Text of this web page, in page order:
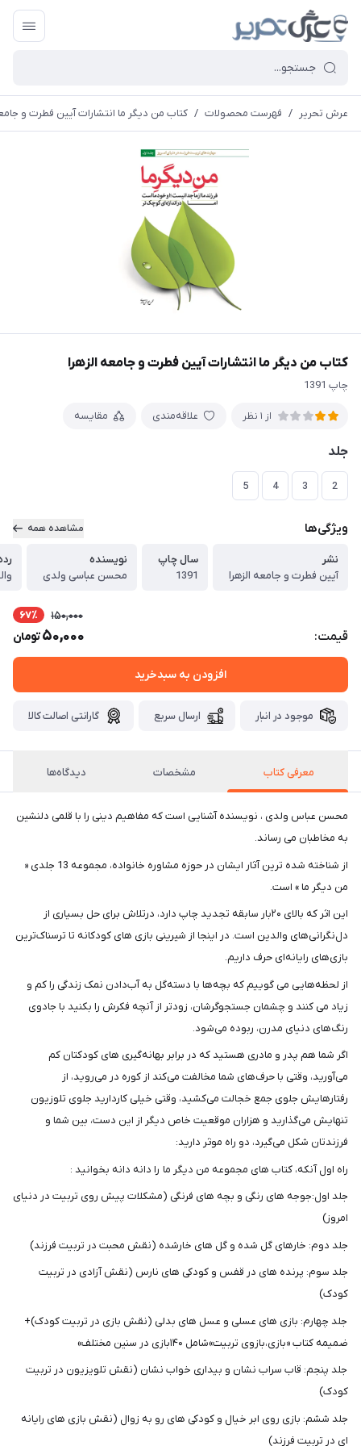
عرش تحریر / فهرست محصولات / کتاب من دیگر ما انتشارات آیین فطرت و
کتاب من دیگر ما انتشارات آیین فطرت و جامعه الزهرا
چاپ 1391
از 1 نظر علاقه‌مندی مقایسه
جلد
2
3
4
5
ویژگی‌ها مشاهده همه
نشر
آیین فطرت و جامعه الزهرا
سال چاپ
1391
نویسنده
محسن عباسی ولدی
قیمت:
150,000 67٪
50,000تومان
افزودن به سبدخرید
موجود در انبار ارسال سریع گارانتی اصالت کالا
معرفی کتاب مشخصات دیدگاه‌ها
محسن عباس ولدی ، نویسنده آشنایی است که مفاهیم دینی را با قلمی دلنشین
به مخاطبان می رساند.
از شناخته شده ترین آثار ایشان در حوزه مشاوره خانواده، مجموعه 13 جلدی «
من دیگر ما » است.
این اثر که بالای ۲۰بار سابقه تجدید چاپ دارد، درتلاش برای حل بسیاری از
دل‌نگرانی‌های والدین است. در اینجا از شیرینی بازی های کودکانه تا ترسناک‌ترین
بازی‌های رایانه‌ای حرف داریم.
از لحظه‌هایی می گوییم که بچه‌ها با دسته‌گل به آب‌دادن نمک زندگی را کم و
زیاد می کنند و چشمان جستجوگرشان، زودتر از آنچه فکرش را بکنید با جادوی
رنگ‌های دنیای مدرن، ربوده می‌شود.
اگر شما هم پدر و مادری هستید که در برابر بهانه‌گیری های کودکتان کم
می‌آورید، وقتی با حرف‌های شما مخالفت می‌کند از کوره در می‌روید، از
رفتارهایش جلوی جمع خجالت می‌کشید، وقتی خیلی کاردارید جلوی تلوزیون
تنهایش می‌گذارید و هزاران موقعیت خاص دیگر از این دست، بین شما و
فرزندتان شکل می‌گیرد، دو راه موثر دارید:
راه اول آنکه، کتاب های مجموعه من دیگر ما را دانه دانه بخوانید :
جلد اول:جوجه های رنگی و بچه های فرنگی (مشکلات پیش روی تربیت در دنیای
امروز)
جلد دوم: خارهای گل شده و گل های خارشده (نقش محبت در تربیت فرزند)
جلد سوم: پرنده های در قفس و کودکی های نارس (نقش آزادی در تربیت
کودک)
جلد چهارم: بازی های عسلی و عسل های بدلی (نقش بازی در تربیت کودک)+
ضمیمه کتاب «بازی،بازوی تربیت»شامل ۱۴۰بازی در سنین مختلف»
جلد پنجم: قاب سراب نشان و بیداری خواب نشان (نقش تلویزیون در تربیت
کودک)
جلد ششم: بازی روی ابر خیال و کودکی های رو به زوال (نقش بازی های رایانه
ای در تربیت فرزند)